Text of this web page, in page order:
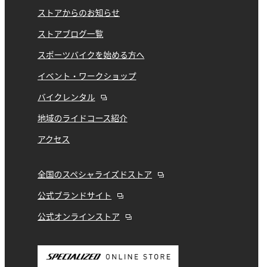
ストアからのお知らせ
ストアブログ一覧
スポーツバイクを始める方へ
イベント・ワークショップ
バイクレンタル
地域のライドコース紹介
アクセス
全国のスペシャライズドストア
公式ブランドサイト
公式オンラインストア